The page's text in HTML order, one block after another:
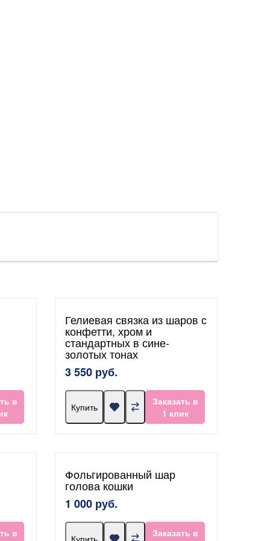
в
Гелиевая связка из шаров с
конфетти, хром и
стандартных в сине-
золотых тонах
3 550 руб.
Купить
Заказать в
1 клик
в
Фольгированный шар
голова кошки
1 000 руб.
Заказать в